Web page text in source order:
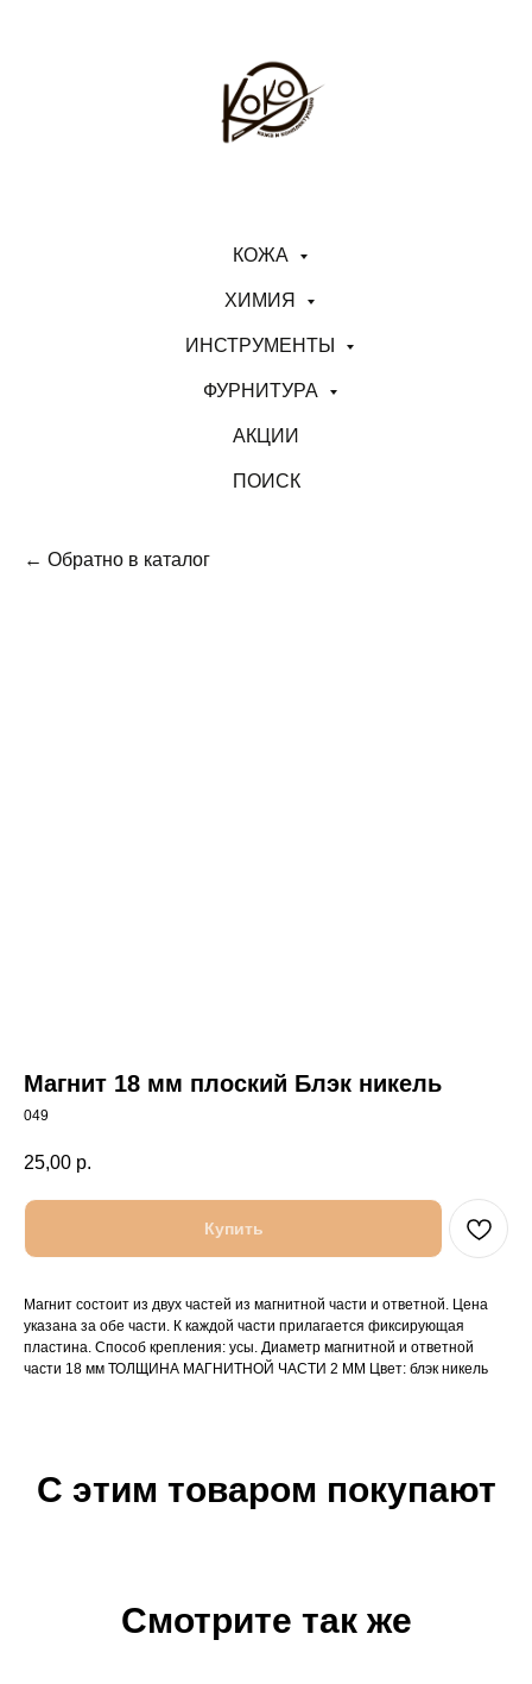
КОЖА
ХИМИЯ
ИНСТРУМЕНТЫ
ФУРНИТУРА
АКЦИИ
ПОИСК
← Обратно в каталог
Магнит 18 мм плоский Блэк никель
049
25,00 р.
Купить
Магнит состоит из двух частей из магнитной части и ответной. Цена
указана за обе части. К каждой части прилагается фиксирующая
пластина. Способ крепления: усы. Диаметр магнитной и ответной
части 18 мм ТОЛЩИНА МАГНИТНОЙ ЧАСТИ 2 ММ Цвет: блэк никель
С этим товаром покупают
Смотрите так же